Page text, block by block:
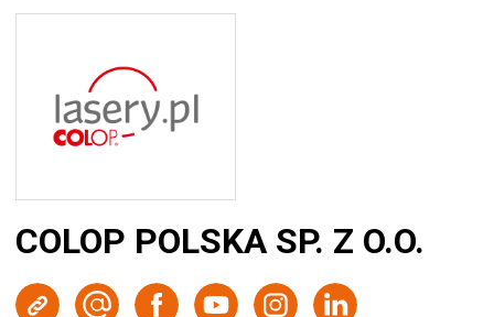
COLOP POLSKA SP. Z O.O.
Strona WWWWyślij e-mail
Facebook
Youtube Instagram